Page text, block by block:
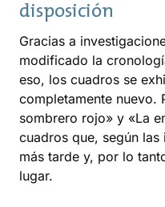
disposición
Gracias a
modificado la
eso, los cuadros se
completamente nuevo.
sombrero rojo» y «La
cuadros que, según
más tarde y, por lo
lugar.